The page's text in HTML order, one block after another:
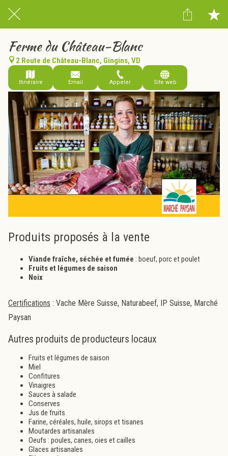
Ferme du Château-Blanc
2 Route de Château-Blanc, Gingins, VD
Itinéraire Email Appeler Site web
Produits proposés à la vente
Viande fraîche, séchée et fumée : boeuf, porc et poulet
Fruits et légumes de saison
Noix
Certifications : Vache Mère Suisse, Naturabeef, IP Suisse, Marché
Paysan
Autres produits de producteurs locaux
Fruits et légumes de saison
Miel
Confitures
Vinaigres
Sauces à salade
Conserves
Jus de fruits
Farine, céréales, huile, sirops et tisanes
Moutardes artisanales
Oeufs : poules, canes, oies et cailles
Glaces artisanales